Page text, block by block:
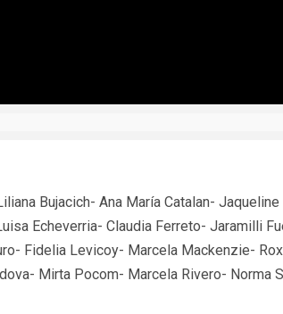
Bujacich- Ana María Catalan-
Echeverria- Claudia Ferreto- Jaramilli
Fidelia Levicoy- Marcela Mackenzie-
Mirta Pocom- Marcela Rivero- Norma